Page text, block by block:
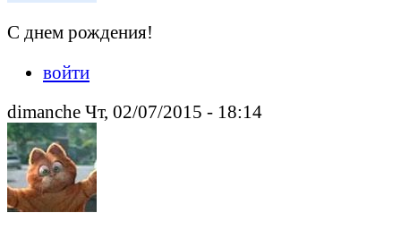
С днем рождения!
войти
dimanche Чт, 02/07/2015 - 18:14